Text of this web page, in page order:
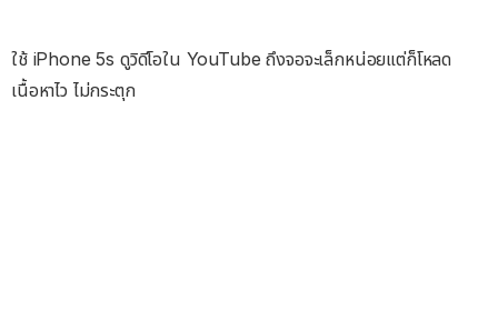
ใช้ iPhone 5s ดูวิดีโอใน YouTube ถึงจอจะเล็กหน่อยแต่ก็โหลด
เนื้อหาไว ไม่กระตุก